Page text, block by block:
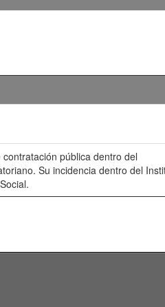
pública dentro del
Su incidencia dentro del